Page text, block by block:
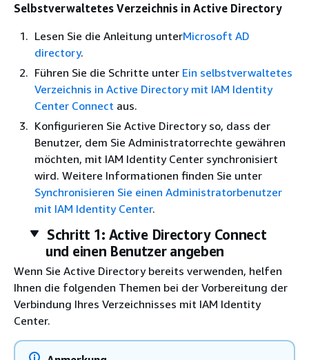
Selbstverwaltetes Verzeichnis in Active Directory
Lesen Sie die Anleitung unterMicrosoft AD
directory.
Führen Sie die Schritte unter Ein selbstverwaltetes
Verzeichnis in Active Directory mit IAM Identity
Center Connect aus.
Konfigurieren Sie Active Directory so, dass der
Benutzer, dem Sie Administratorrechte gewähren
möchten, mit IAM Identity Center synchronisiert
wird. Weitere Informationen finden Sie unter
Synchronisieren Sie einen Administratorbenutzer
mit IAM Identity Center.
Schritt 1: Active Directory Connect
und einen Benutzer angeben
Wenn Sie Active Directory bereits verwenden, helfen
Ihnen die folgenden Themen bei der Vorbereitung der
Verbindung Ihres Verzeichnisses mit IAM Identity
Center.